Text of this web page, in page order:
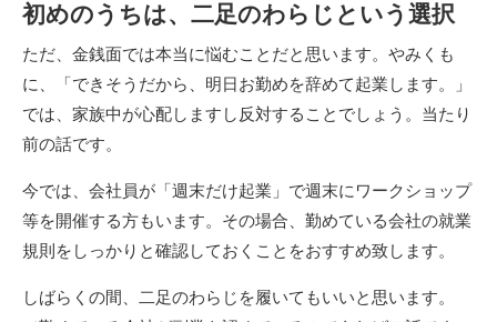
初めのうちは、二足のわらじという選択
ただ、金銭面では本当に悩むことだと思います。やみくも
に、「できそうだから、明日お勤めを辞めて起業します。」
では、家族中が心配しますし反対することでしょう。当たり
前の話です。
今では、会社員が「週末だけ起業」で週末にワークショップ
等を開催する方もいます。その場合、勤めている会社の就業
規則をしっかりと確認しておくことをおすすめ致します。
しばらくの間、二足のわらじを履いてもいいと思います。